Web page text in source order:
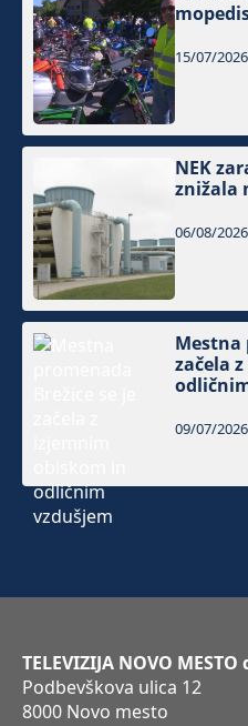
15/07/2026
NEK
znižala
06/08/2026
Mestna
začela
09/07/2026
TELEVIZIJA NOVO MESTO
Podbevškova ulica 12
8000 Novo mesto